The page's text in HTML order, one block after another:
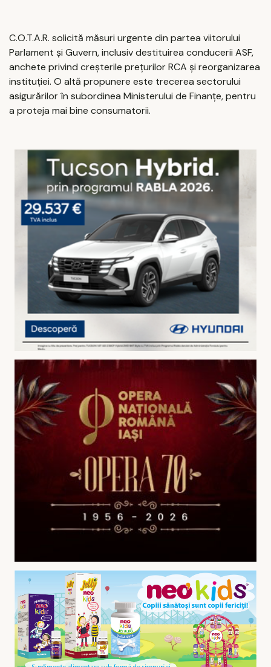
C.O.T.A.R. solicită măsuri urgente din partea viitorului
Parlament și Guvern, inclusiv destituirea conducerii ASF,
anchete privind creșterile prețurilor RCA și reorganizarea
instituției. O altă propunere este trecerea sectorului
asigurărilor în subordinea Ministerului de Finanțe, pentru
a proteja mai bine consumatorii.